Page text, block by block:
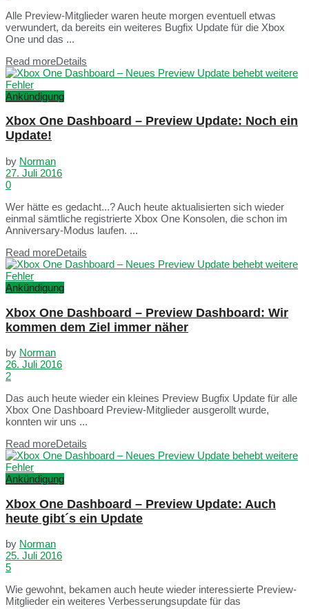
Alle Preview-Mitglieder waren heute morgen eventuell etwas
verwundert, da bereits ein weiteres Bugfix Update für die Xbox
One und das ...
Read moreDetails
Ankündigung
Xbox One Dashboard – Preview Update: Noch ein
Update!
by Norman
27. Juli 2016
0
Wer hätte es gedacht...? Auch heute aktualisierten sich wieder
einmal sämtliche registrierte Xbox One Konsolen, die schon im
Anniversary-Modus laufen. ...
Read moreDetails
Ankündigung
Xbox One Dashboard – Preview Dashboard: Wir
kommen dem Ziel immer näher
by Norman
26. Juli 2016
2
Das auch heute wieder ein kleines Preview Bugfix Update für alle
Xbox One Dashboard Preview-Mitglieder ausgerollt wurde,
konnten wir uns ...
Read moreDetails
Ankündigung
Xbox One Dashboard – Preview Update: Auch
heute gibt´s ein Update
by Norman
25. Juli 2016
5
Wie gewohnt, bekamen auch heute wieder interessierte Preview-
Mitglieder ein weiteres Verbesserungsupdate für das